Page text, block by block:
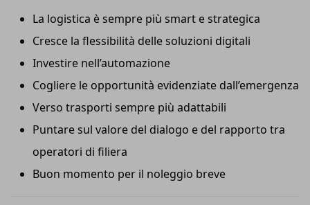
La logistica è sempre più smart e strategica
Cresce la flessibilità delle soluzioni digitali
Investire nell’automazione
Cogliere le opportunità evidenziate dall’emergenza
Verso trasporti sempre più adattabili
Puntare sul valore del dialogo e del rapporto tra
operatori di filiera
Buon momento per il noleggio breve